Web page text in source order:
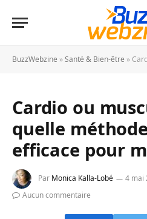
BuzzWebzine »Santé & Bien-être » Cardio
Cardio ou
quelle
efficace pour
Par Monica Kalla-Lobé 4 mai
Aucun commentaire